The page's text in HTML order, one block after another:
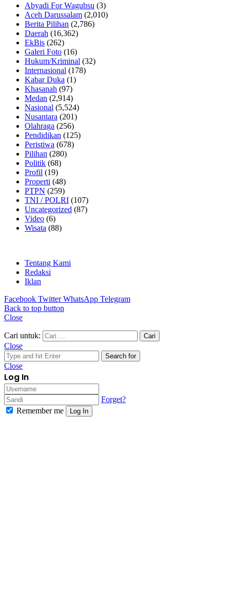
Abyadi For Wagubsu (3)
Aceh Darussalam (2,010)
Berita Pilihan (2,786)
Daerah (16,362)
EkBis (262)
Galeri Foto (16)
Hukum/Kriminal (32)
Internasional (178)
Kabar Duka (1)
Khasanah (97)
Medan (2,914)
Nasional (5,524)
Nusantara (201)
Olahraga (256)
Pendidikan (125)
Peristiwa (678)
Pilihan (280)
Politik (68)
Profil (19)
Properti (48)
PTPN (259)
TNI / POLRI (107)
Uncategorized (87)
Video (6)
Wisata (88)
Tentang Kami
Redaksi
Iklan
Facebook Twitter WhatsApp Telegram
Back to top button
Close
Cari untuk:
Close
Search for
Close
Log In
Forget?
Remember me
Log In